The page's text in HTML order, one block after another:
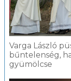
Varga László
bűntelenség,
gyümölcse